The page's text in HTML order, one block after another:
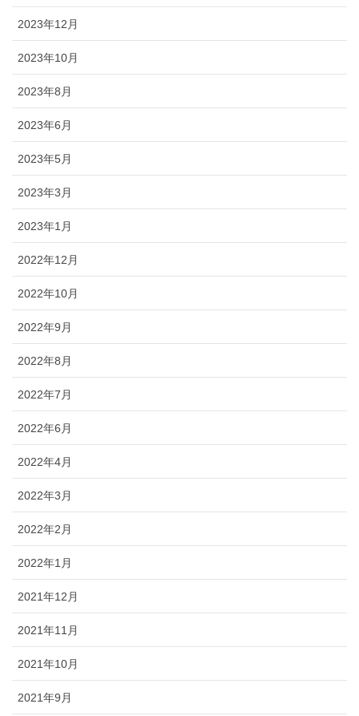
2023年12月
2023年10月
2023年8月
2023年6月
2023年5月
2023年3月
2023年1月
2022年12月
2022年10月
2022年9月
2022年8月
2022年7月
2022年6月
2022年4月
2022年3月
2022年2月
2022年1月
2021年12月
2021年11月
2021年10月
2021年9月